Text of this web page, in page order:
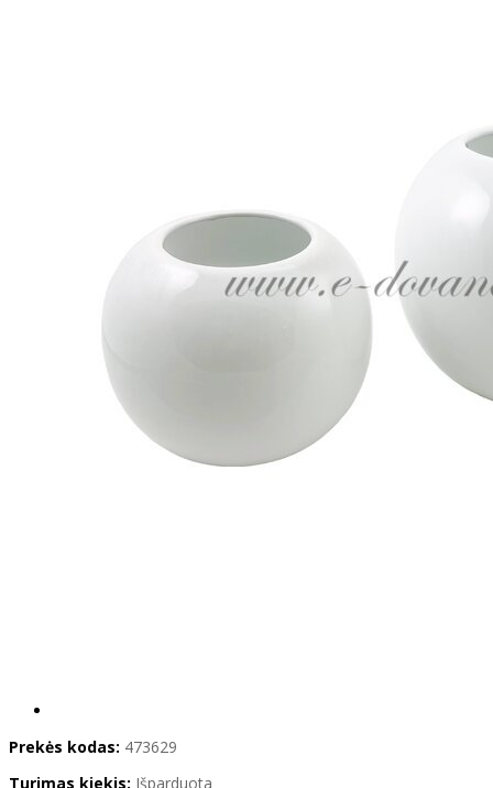
Prekės kodas: 473629
Turimas kiekis: Išparduota